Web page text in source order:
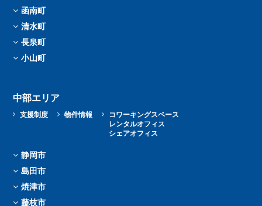
函南町
清水町
長泉町
小山町
中部エリア
支援制度 物件情報
コワーキングスペース
レンタルオフィス
シェアオフィス
静岡市
島田市
焼津市
藤枝市